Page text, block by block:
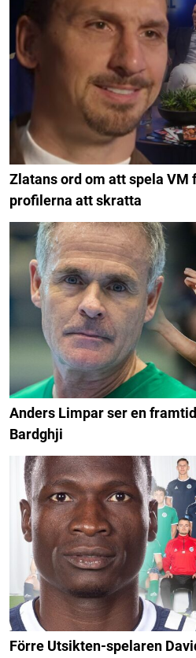
Zlatans ord om att spela VM
profilerna att skratta
Anders Limpar ser en
Bardghji
Förre Utsikten-spelaren